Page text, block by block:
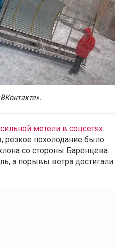
метели в соцсетях.
резкое похолодание было
со стороны Баренцева
а порывы ветра достигали